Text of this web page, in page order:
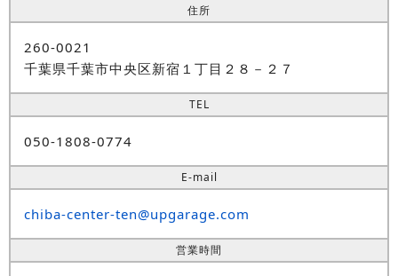
住所
260-0021
千葉県千葉市中央区新宿１丁目２８－２７
TEL
050-1808-0774
E-mail
chiba-center-ten@upgarage.com
営業時間